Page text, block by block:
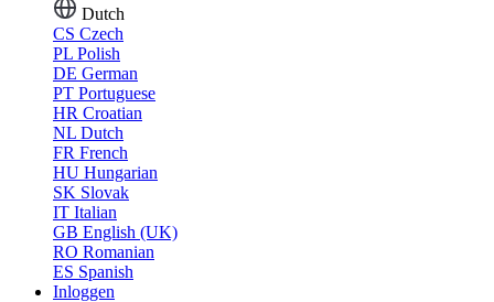
Dutch
CS Czech
PL Polish
DE German
PT Portuguese
HR Croatian
NL Dutch
FR French
HU Hungarian
SK Slovak
IT Italian
GB English (UK)
RO Romanian
ES Spanish
Inloggen